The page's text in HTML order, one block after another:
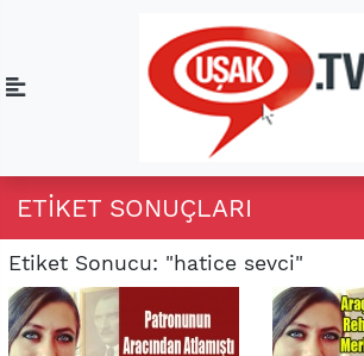
ETIKET SONUÇLARI
Etiket Sonucu: "hatice sevci"